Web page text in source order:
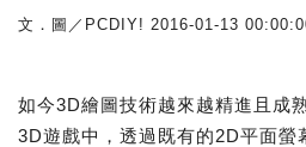
文．圖／PCDIY! 2016-01-13
如今3D繪圖技術越來越精進且成
3D遊戲中，透過既有的2D平面螢